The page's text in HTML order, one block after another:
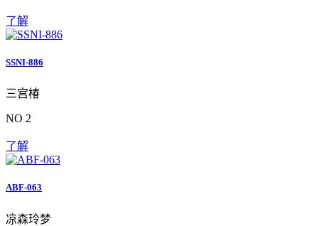
了解
SSNI-886
三宫椿
NO 2
了解
ABF-063
凉森玲梦